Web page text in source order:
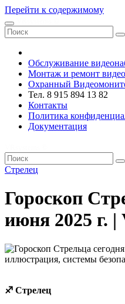
Перейти к содержимому
Обслуживание
Монтаж и ремонт
Охранный
Тел. 8 915 894 13 82
Контакты
Политика
Документация
Стрелец
Гороскоп
июня 2025 г. |
♐ Стрелец